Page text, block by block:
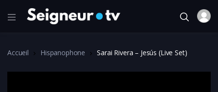
Accueil Hispanophone Sarai Rivera – Jesús (Live Set)